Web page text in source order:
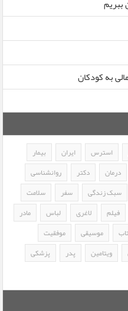
استرس ایران
بیمار
درمان دکتر
روانشناسی
سبک زندگی سفر
سلامت
فیلم لاغری لباس
مادر
موسیقی
موفقیت
ویتامین پدر
پزشکی